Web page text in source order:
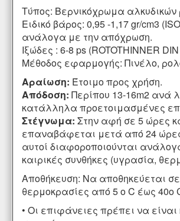
Τύπος: Βερνικόχρωμα αλκυδικών
Ειδικό βάρος: 0,95 -1,17 gr/cm3
ανάλογα με την απόχρωση.
Ιξώδες : 6-8 ps (ROTOTHINNER
Μέθοδος εφαρμογής: Πινέλο,
Αραίωση: Έτοιμο προς χρήση.
Απόδοση: Περίπου 13-16m2 ανά
κατάλληλα προετοιμασμένες
Στέγνωμα: Στην αφή σε 5 ώρες
επαναβάφεται μετά από 24
αυτοί διαφοροποιούνται
καιρικές συνθήκες (υγρασία,
Αποθήκευση: Να αποθηκεύεται σε
θερμοκρασίες από 5 ο C έως 40ο
• Οι επιφάνειες πρέπει να